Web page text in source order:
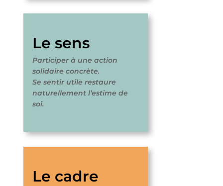
Le sens
Participer à une action
solidaire concrète.
Se sentir utile restaure
naturellement l’estime de
soi.
Le cadre